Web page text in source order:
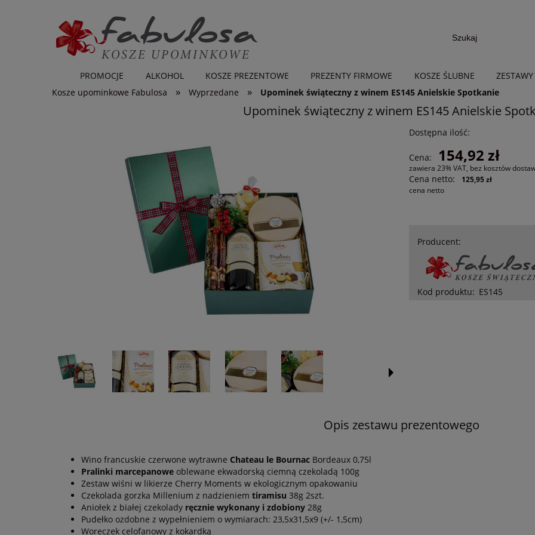
PROMOCJE ALKOHOL KOSZE PREZENTOWE PREZENTY FIRMOWE KOSZE ŚLUBNE
Kosze upominkowe Fabulosa
» Wyprzedane » Upominek świąteczny z winem ES145 Anielskie Spotkanie
Upominek świąteczny z winem ES145 Anielskie
Dostępna ilość:
Cena: 154,92 zł
zawiera 23% VAT, bez kosztów
Cena netto:
125,95 zł
cena netto
Producent:
Kod produktu: ES145
Opis zestawu prezentowego
Wino francuskie czerwone wytrawne Chateau le Bournac Bordeaux 0,75l
Pralinki marcepanowe oblewane ekwadorską ciemną czekoladą 100g
Zestaw wiśni w likierze Cherry Moments w ekologicznym opakowaniu
Czekolada gorzka Millenium z nadzieniem tiramisu 38g 2szt.
Aniołek z białej czekolady ręcznie wykonany i zdobiony 28g
Pudełko ozdobne z wypełnieniem o wymiarach: 23,5x31,5x9 (+/- 1,5cm)
Woreczek celofanowy z kokardką